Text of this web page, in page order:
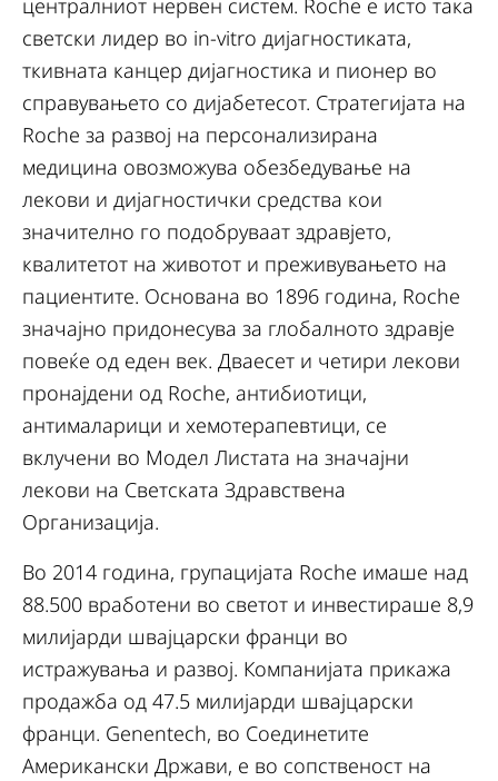
централниот нервен систем. Roche е исто така
светски лидер во in-vitro дијагностиката,
ткивната канцер дијагностика и пионер во
справувањето со дијабетесот. Стратегијата на
Roche за развој на персонализирана
медицина овозможува обезбедување на
лекови и дијагностички средства кои
значително го подобруваат здравјето,
квалитетот на животот и преживувањето на
пациентите. Основана во 1896 година, Roche
значајно придонесува за глобалното здравје
повеќе од еден век. Дваесет и четири лекови
пронајдени од Roche, антибиотици,
антималарици и хемотерапевтици, се
вклучени во Модел Листата на значајни
лекови на Светската Здравствена
Организација.
Во 2014 година, групацијата Roche имаше над
88.500 вработени во светот и инвестираше 8,9
милијарди швајцарски франци во
истражувања и развој. Компанијата прикажа
продажба од 47.5 милијарди швајцарски
франци. Genentech, во Соединетите
Американски Држави, е во сопственост на